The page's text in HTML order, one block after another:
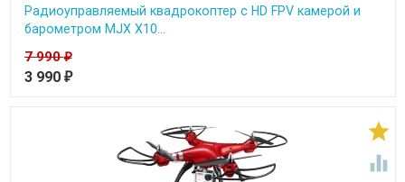
Радиоуправляемый квадрокоптер с HD FPV камерой и
барометром MJX X10...
7 990₽
3 990 ₽

